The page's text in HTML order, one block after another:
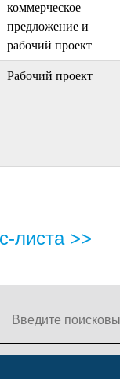
коммерческое
предложение и
рабочий проект
Рабочий проект
листа >>